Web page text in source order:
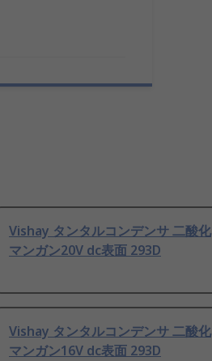
Vishay タンタルコンデンサ 二酸化
マンガン20V dc表面 293D
Vishay タンタルコンデンサ 二酸化
マンガン16V dc表面 293D